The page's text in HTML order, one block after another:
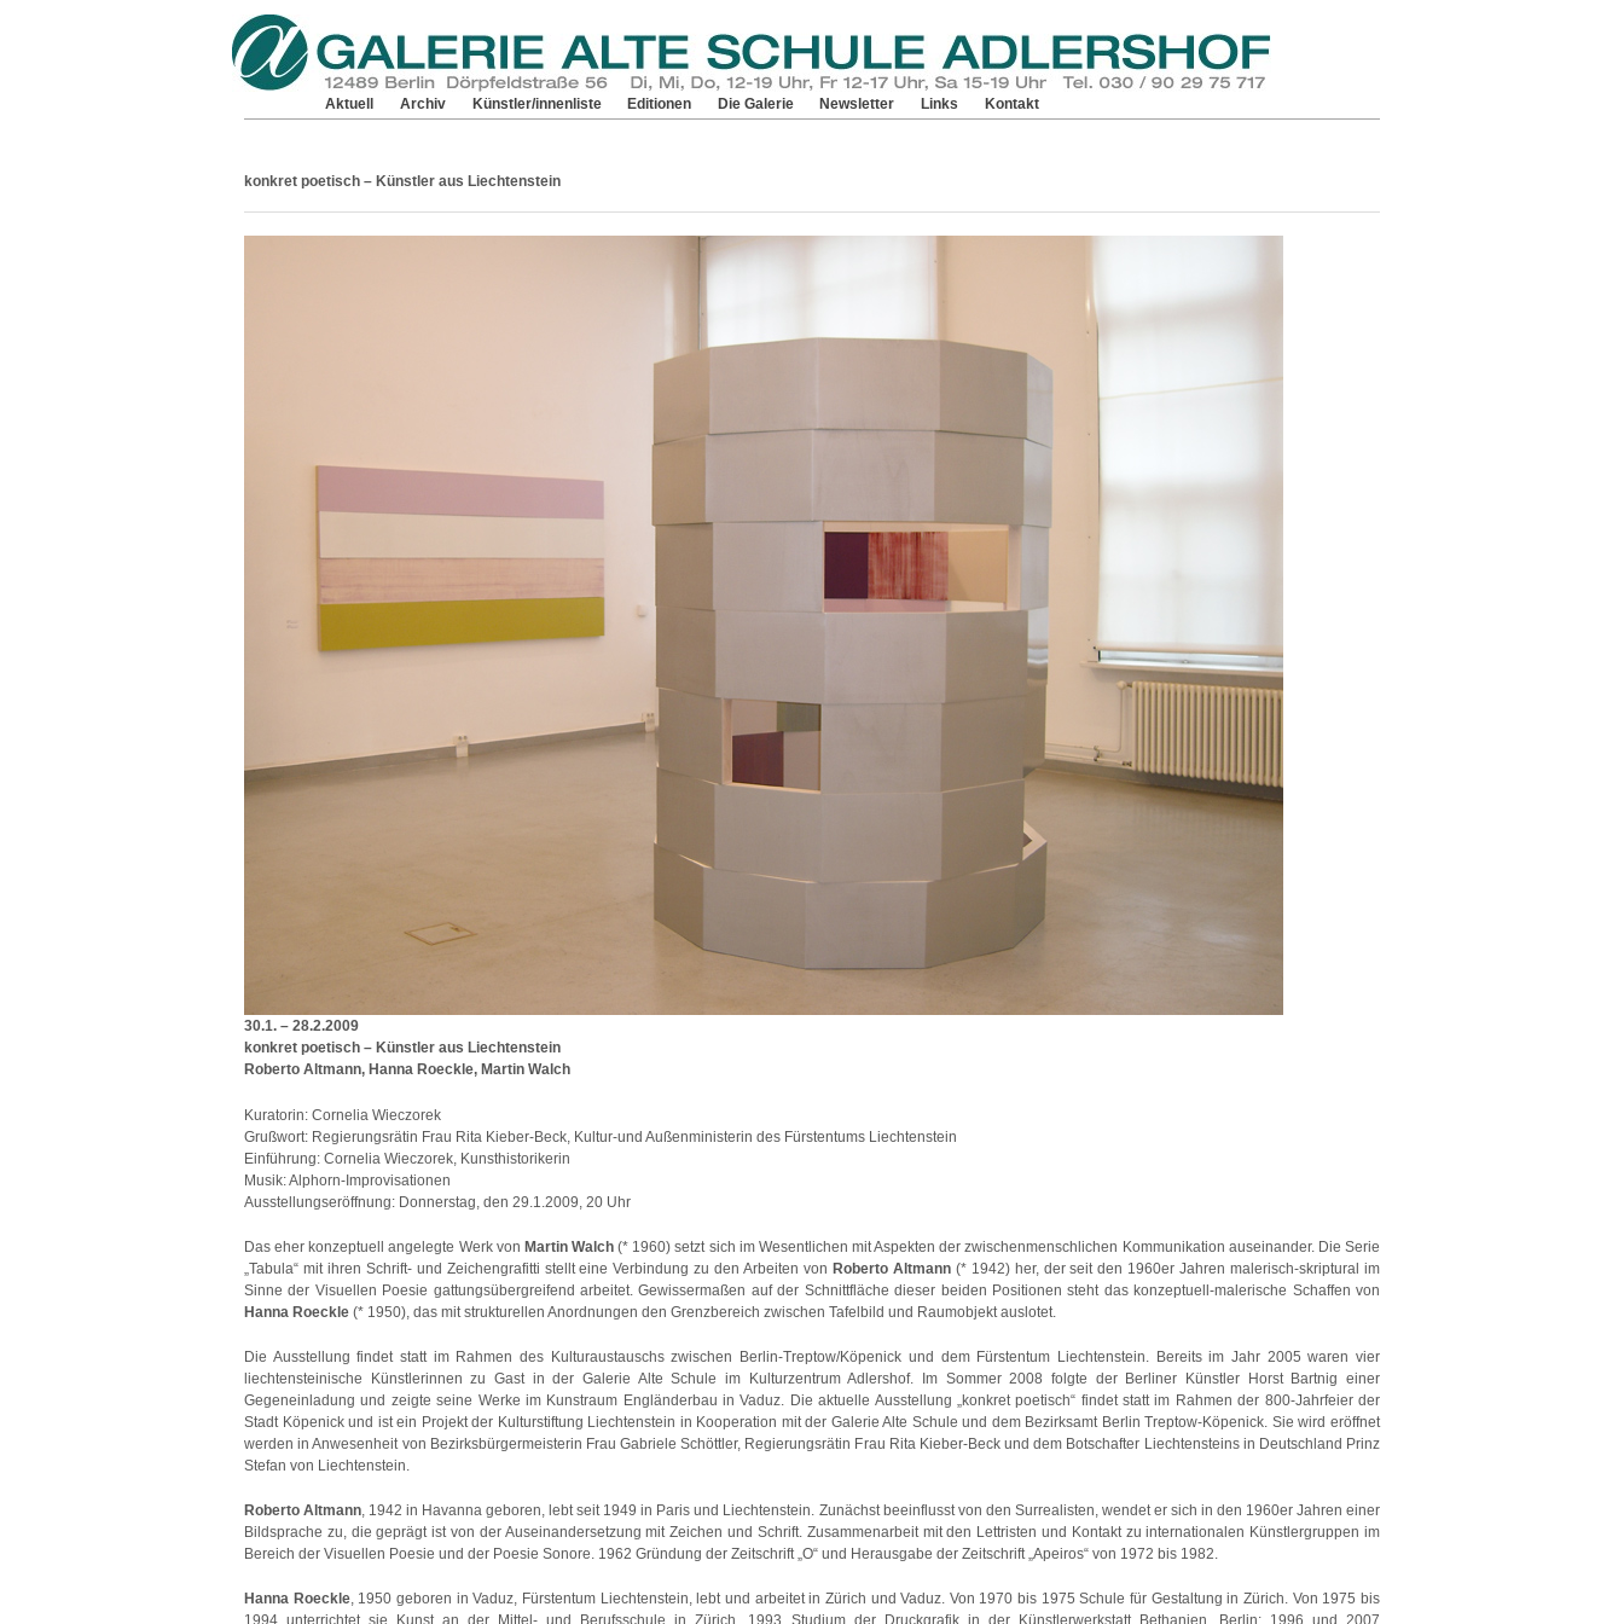
Aktuell Archiv Künstler/innenliste Editionen Die Galerie Newsletter Links Kontakt
konkret poetisch – Künstler aus Liechtenstein
30.1. – 28.2.2009
konkret poetisch – Künstler aus Liechtenstein
Roberto Altmann, Hanna Roeckle, Martin Walch
Kuratorin: Cornelia Wieczorek
Grußwort: Regierungsrätin Frau Rita Kieber-Beck, Kultur-und Außenministerin des Fürstentums Liechtenstein
Einführung: Cornelia Wieczorek, Kunsthistorikerin
Musik: Alphorn-Improvisationen
Ausstellungseröffnung: Donnerstag, den 29.1.2009, 20 Uhr
Das eher konzeptuell angelegte Werk von Martin Walch (* 1960) setzt sich im Wesentlichen mit Aspekten der zwischenmenschlichen Kommunikation auseinander. Die Serie
„Tabula“ mit ihren Schrift- und Zeichengrafitti stellt eine Verbindung zu den Arbeiten von Roberto Altmann(* 1942) her, der seit den 1960er Jahren malerisch-skriptural im
Sinne der Visuellen Poesie gattungsübergreifend arbeitet. Gewissermaßen auf der Schnittfläche dieser beiden Positionen steht das konzeptuell-malerische Schaffen von
Hanna Roeckle (* 1950), das mit strukturellen Anordnungen den Grenzbereich zwischen Tafelbild und Raumobjekt auslotet.
Die Ausstellung findet statt im Rahmen des Kulturaustauschs zwischen Berlin-Treptow/Köpenick und dem Fürstentum Liechtenstein. Bereits im Jahr 2005 waren vier
liechtensteinische Künstlerinnen zu Gast in der Galerie Alte Schule im Kulturzentrum Adlershof. Im Sommer 2008 folgte der Berliner Künstler Horst Bartnig einer
Gegeneinladung und zeigte seine Werke im Kunstraum Engländerbau in Vaduz. Die aktuelle Ausstellung „konkret poetisch“ findet statt im Rahmen der 800-Jahrfeier der
Stadt Köpenick und ist ein Projekt der Kulturstiftung Liechtenstein in Kooperation mit der Galerie Alte Schule und dem Bezirksamt Berlin Treptow-Köpenick. Sie wird eröffnet
werden in Anwesenheit von Bezirksbürgermeisterin Frau Gabriele Schöttler, Regierungsrätin Frau Rita Kieber-Beck und dem Botschafter Liechtensteins in Deutschland Prinz
Stefan von Liechtenstein.
Roberto Altmann, 1942 in Havanna geboren, lebt seit 1949 in Paris und Liechtenstein. Zunächst beeinflusst von den Surrealisten, wendet er sich in den 1960er Jahren einer
Bildsprache zu, die geprägt ist von der Auseinandersetzung mit Zeichen und Schrift. Zusammenarbeit mit den Lettristen und Kontakt zu internationalen Künstlergruppen im
Bereich der Visuellen Poesie und der Poesie Sonore. 1962 Gründung der Zeitschrift „O“ und Herausgabe der Zeitschrift „Apeiros“ von 1972 bis 1982.
Hanna Roeckle, 1950 geboren in Vaduz, Fürstentum Liechtenstein, lebt und arbeitet in Zürich und Vaduz. Von 1970 bis 1975 Schule für Gestaltung in Zürich. Von 1975 bis